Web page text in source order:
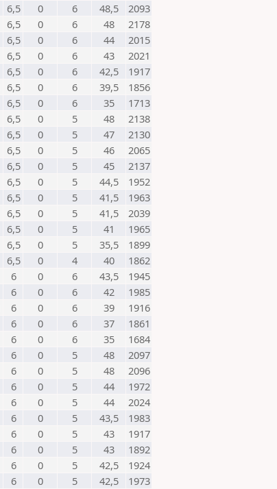
6,5 0 6 48,5
2093
6,5 0 6 48
2178
6,5 0 6 44
2015
6,5 0 6 43
2021
6,5 0 6 42,5
1917
6,5 0 6 39,5
1856
6,5 0 6 35
1713
6,5 0 5 48
2138
6,5 0 5 47
2130
6,5 0 5 46
2065
6,5 0 5 45
2137
6,5 0 5 44,5
1952
6,5 0 5 41,5
1963
6,5 0 5 41,5
2039
6,5 0 5 41
1965
6,5 0 5 35,5
1899
6,5 0 4 40
1862
6 0 6 43,5
1945
6 0 6 42
1985
6 0 6 39
1916
6 0 6 37
1861
6 0 6 35
1684
6 0 5 48
2097
6 0 5 48
2096
6 0 5 44
1972
6 0 5 44
2024
6 0 5 43,5
1983
6 0 5 43
1917
6 0 5 43
1892
6 0 5 42,5
1924
6 0 5 42,5
1973